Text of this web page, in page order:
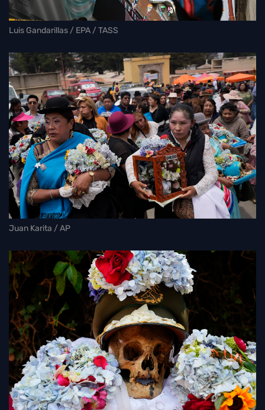
Luis Gandarillas / EPA / TASS
Juan Karita / AP